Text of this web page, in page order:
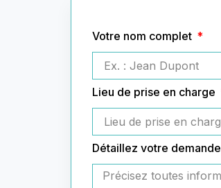
Votre nom complet
Lieu de prise en charge
Détaillez votre